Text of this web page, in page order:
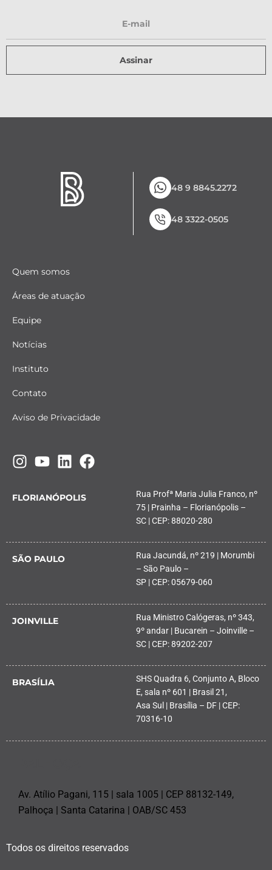
Assinar
48 9 8845.2272
48 3322-0505
Quem somos
Áreas de atuação
Equipe
Notícias
Instituto
Contato
Aviso de Privacidade
FLORIANÓPOLIS
Rua Profª Maria Julia Franco, nº
75 | Prainha – Florianópolis –
SC | CEP: 88020-280
SÃO PAULO
Rua Jacundá, nº 219 | Morumbi
– São Paulo –
SP | CEP: 05679-060
JOINVILLE
Rua Ministro Calógeras, nº 343,
9º andar | Bucarein – Joinville –
SC | CEP: 89202-207
BRASÍLIA
SHS Quadra 6, Conjunto A, Bloco
E, sala nº 601 | Brasil 21,
Asa Sul | Brasília – DF | CEP:
70316-10
Av. Atílio Pagani, 115 | sala 1005 | CEP 88132-149,
Palhoça | Santa Catarina | OAB/SC 453
Todos os direitos reservados